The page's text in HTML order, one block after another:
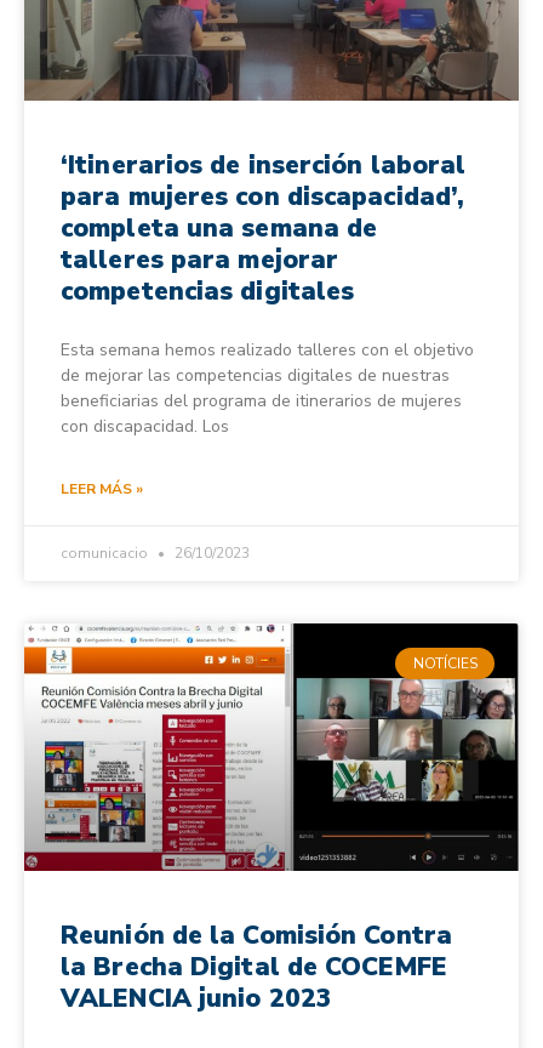
‘Itinerarios de inserción laboral
para mujeres con discapacidad’,
completa una semana de
talleres para mejorar
competencias digitales
Esta semana hemos realizado talleres con el objetivo
de mejorar las competencias digitales de nuestras
beneficiarias del programa de itinerarios de mujeres
con discapacidad. Los
LEER MÁS »
comunicacio 26/10/2023
NOTÍCIES
Reunión de la Comisión Contra
la Brecha Digital de COCEMFE
VALENCIA junio 2023